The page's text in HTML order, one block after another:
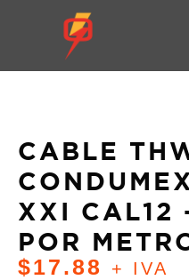
CABLE
XXI CAL12
POR
$17.88 + IVA